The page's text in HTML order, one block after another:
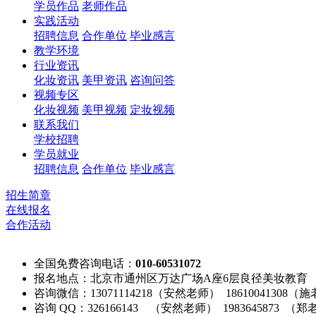
学员作品 老师作品
实践活动
招聘信息 合作单位 毕业感言
教学环境
行业资讯
化妆资讯 美甲资讯 咨询问答
视频专区
化妆视频 美甲视频 定妆视频
联系我们
学校招聘
学员就业
招聘信息 合作单位 毕业感言
招生简章
在线报名
合作活动
全国免费咨询电话： 010-60531072
报名地点：北京市通州区万达广场A座6层良径美妆教育
咨询微信：13071114218（安然老师） 18610041308（施
咨询 QQ：326166143 （安然老师） 1983645873 （郑老